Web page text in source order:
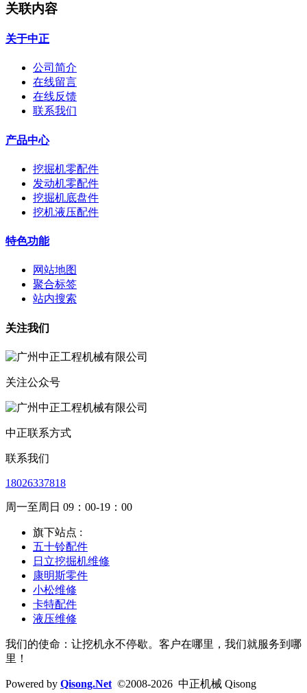
关联内容
关于中正
公司简介
在线留言
在线反馈
联系我们
产品中心
挖掘机零配件
发动机零配件
挖掘机底盘件
挖机液压配件
特色功能
网站地图
聚合标签
站内搜索
关注我们
关注公众号
中正联系方式
联系我们
18026337818
周一至周日 09：00-19：00
旗下站点 :
五十铃配件
日立挖掘机维修
康明斯零件
小松维修
卡特配件
液压维修
我们的使命：让挖机永不停歇。客户在哪里，我们就服务到哪
里！
Powered by Qisong.Net ©2008-2026 中正机械 Qisong